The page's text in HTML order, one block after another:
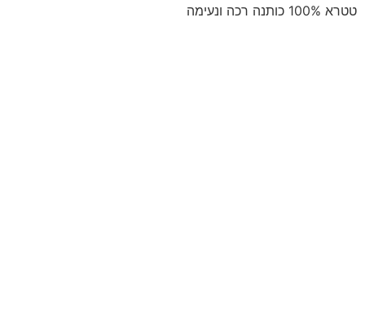
טטרא 100% כותנה רכה ונעימה